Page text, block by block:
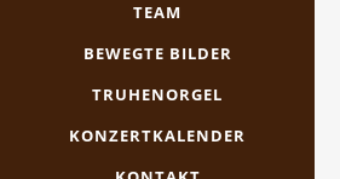
TEAM
BEWEGTE BILDER
TRUHENORGEL
KONZERTKALENDER